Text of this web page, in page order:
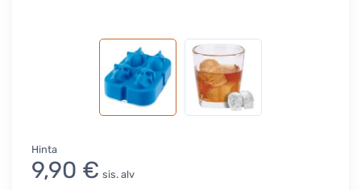
Hinta
9,90 € sis. alv